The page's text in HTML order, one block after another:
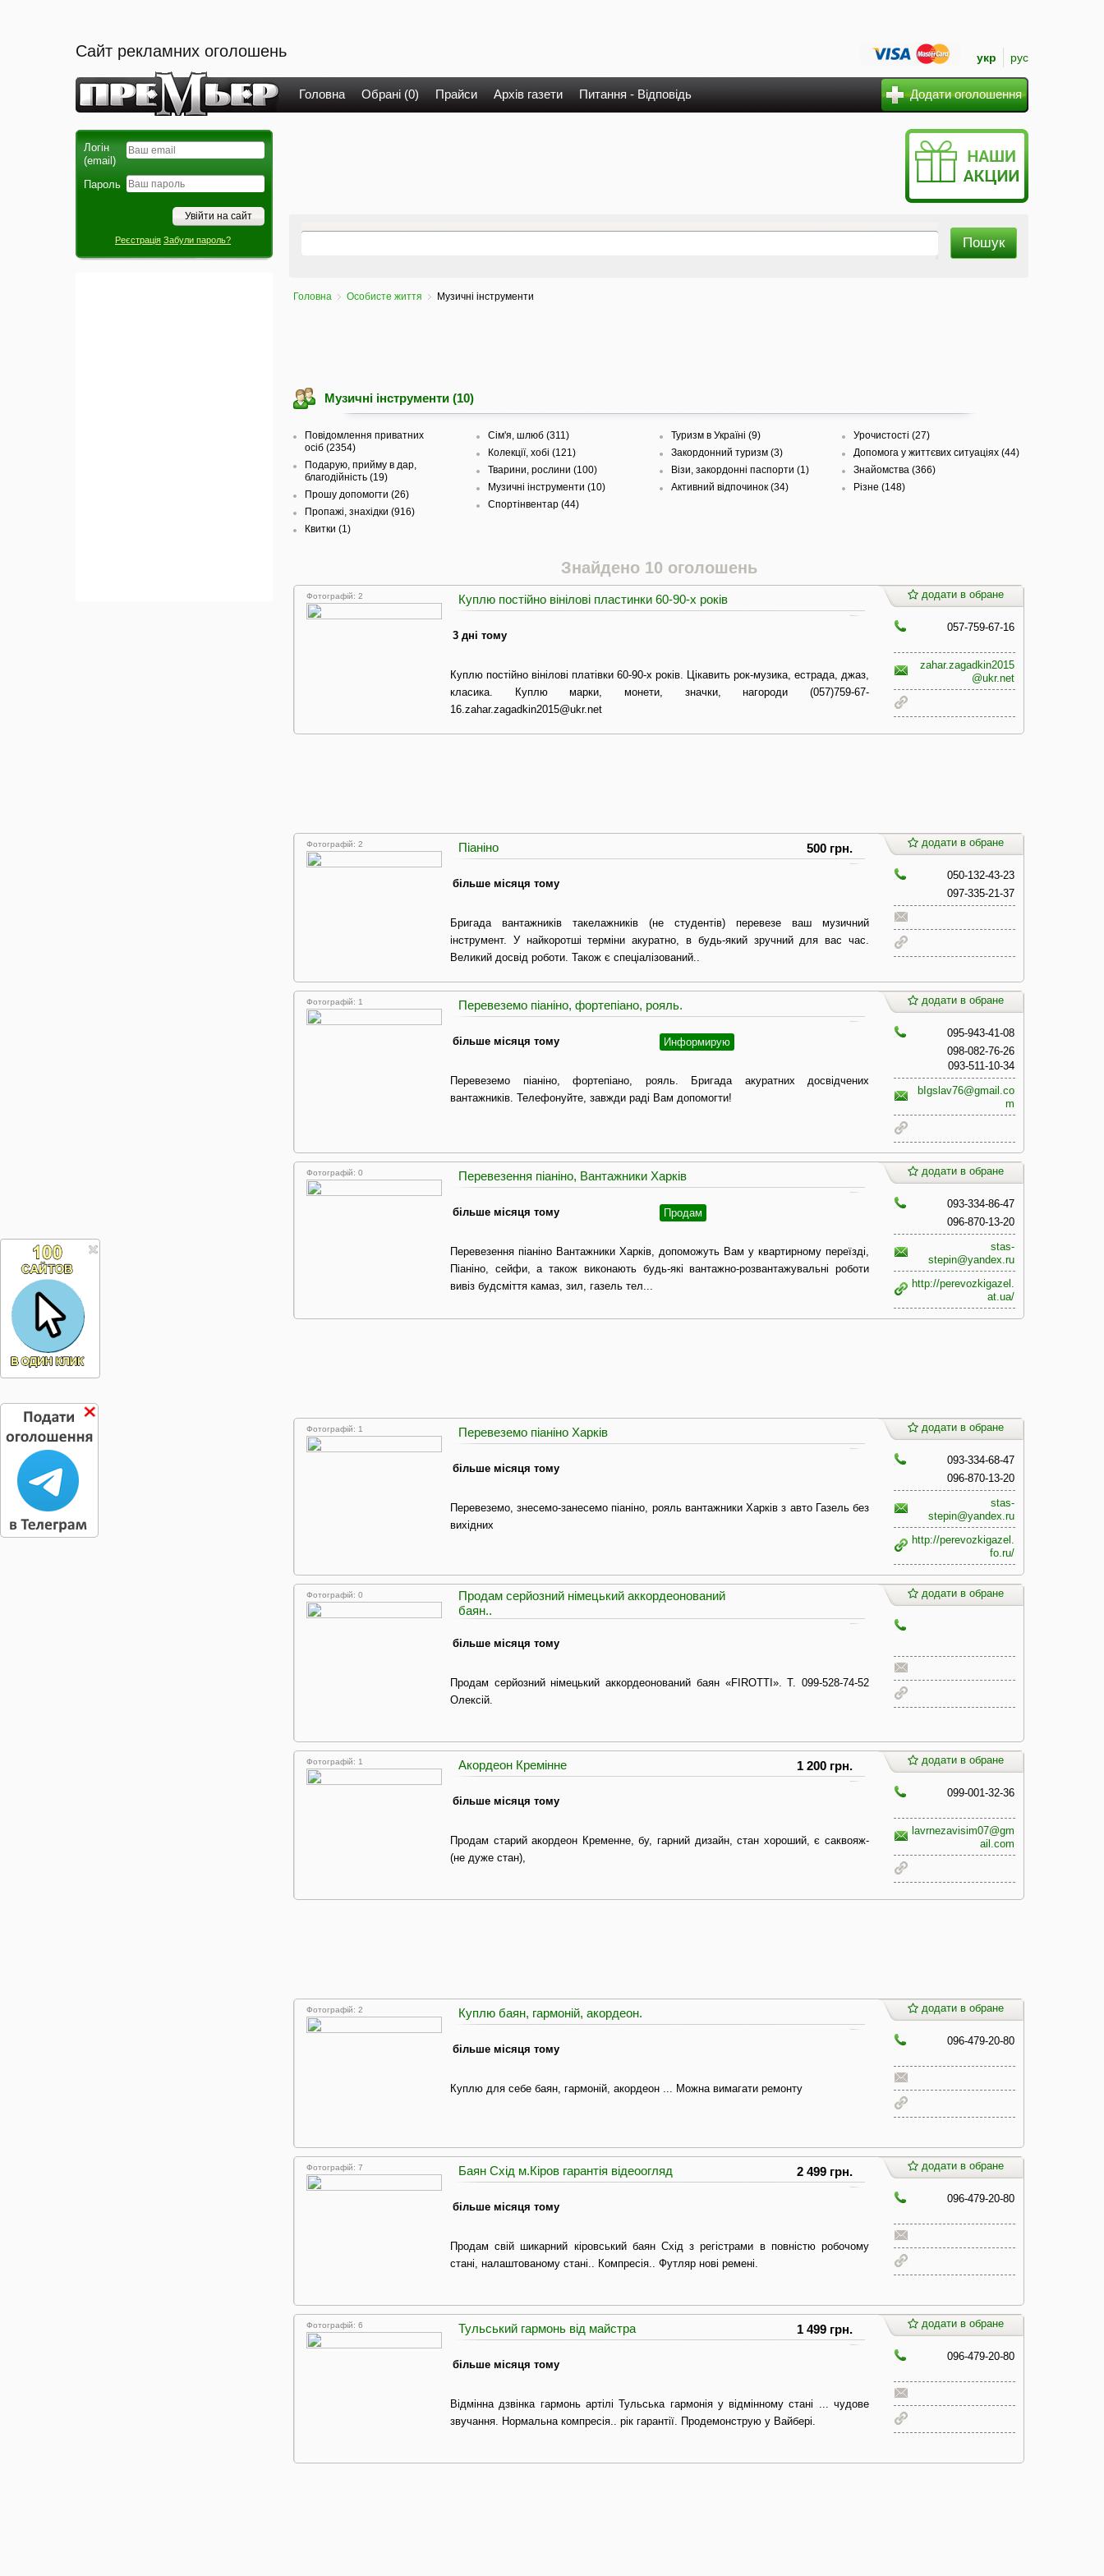
Сайт рекламних оголошень укр рус
Головна Обрані (0) Прайси Архів газети Питання - Відповідь Додати оголошення
Логін
(email)
Пароль
Реєстрація Забули пароль?
Головна Особисте життя Музичні інструменти
Музичні інструменти (10)
Повідомлення приватних
осіб (2354)
Подарую, прийму в дар,
благодійність (19)
Прошу допомогти (26)
Пропажі, знахідки (916)
Квитки (1)
Сім'я, шлюб (311)
Колекції, хобі (121)
Тварини, рослини (100)
Музичні інструменти (10)
Спортінвентар (44)
Туризм в Україні (9)
Закордонний туризм (3)
Візи, закордонні паспорти (1)
Активний відпочинок (34)
Урочистості (27)
Допомога у життєвих ситуаціях (44)
Знайомства (366)
Різне (148)
Знайдено 10 оголошень
Фотографій: 2 Куплю постійно вінілові пластинки 60-90-х років
3 дні тому
Куплю постійно вінілові платівки 60-90-х років. Цікавить рок-музика, естрада, джаз,
класика. Куплю марки, монети, значки, нагороди (057)759-67-
16.zahar.zagadkin2015@ukr.net
додати в обране
057-759-67-16
zahar.zagadkin2015
@ukr.net
Фотографій: 2 Піаніно 500 грн.
більше місяця тому
Бригада вантажників такелажників (не студентів) перевезе ваш музичний
інструмент. У найкоротші терміни акуратно, в будь-який зручний для вас час.
Великий досвід роботи. Також є спеціалізований..
додати в обране
050-132-43-23
097-335-21-37
Фотографій: 1 Перевеземо піаніно, фортепіано, рояль.
більше місяця тому Информирую
Перевеземо піаніно, фортепіано, рояль. Бригада акуратних досвідчених
вантажників. Телефонуйте, завжди раді Вам допомогти!
додати в обране
095-943-41-08
098-082-76-26
093-511-10-34
bIgslav76@gmail.co
m
Фотографій: 0 Перевезення піаніно, Вантажники Харків
більше місяця тому Продам
Перевезення піаніно Вантажники Харків, допоможуть Вам у квартирному переїзді,
Піаніно, сейфи, а також виконають будь-які вантажно-розвантажувальні роботи
вивіз будсміття камаз, зил, газель тел...
додати в обране
093-334-86-47
096-870-13-20
stas-
stepin@yandex.ru
http://perevozkigazel.
at.ua/
Фотографій: 1 Перевеземо піаніно Харків
більше місяця тому
Перевеземо, знесемо-занесемо піаніно, рояль вантажники Харків з авто Газель без
вихідних
додати в обране
093-334-68-47
096-870-13-20
stas-
stepin@yandex.ru
http://perevozkigazel.
fo.ru/
Фотографій: 0
Продам серйозний німецький аккордеонований
баян..
більше місяця тому
Продам серйозний німецький аккордеонований баян «FIROTTI». Т. 099-528-74-52
Олексій.
додати в обране
Фотографій: 1 Акордеон Кремінне 1 200 грн.
більше місяця тому
Продам старий акордеон Кременне, бу, гарний дизайн, стан хороший, є саквояж-
(не дуже стан),
додати в обране
099-001-32-36
lavrnezavisim07@gm
ail.com
Фотографій: 2 Куплю баян, гармоній, акордеон.
більше місяця тому
Куплю для себе баян, гармоній, акордеон ... Можна вимагати ремонту
додати в обране
096-479-20-80
Фотографій: 7 Баян Схід м.Кіров гарантія відеоогляд 2 499 грн.
більше місяця тому
Продам свій шикарний кіровський баян Схід з регістрами в повністю робочому
стані, налаштованому стані.. Компресія.. Футляр нові ремені.
додати в обране
096-479-20-80
Фотографій: 6 Тульський гармонь від майстра 1 499 грн.
більше місяця тому
Відмінна дзвінка гармонь артілі Тульська гармонія у відмінному стані ... чудове
звучання. Нормальна компресія.. рік гарантії. Продемонструю у Вайбері.
додати в обране
096-479-20-80